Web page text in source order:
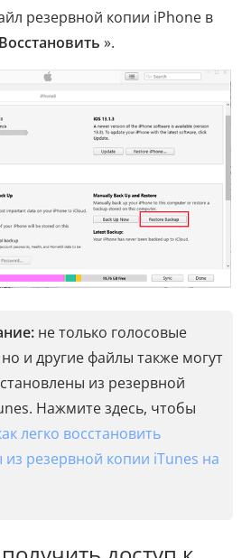
резервной копии iPhone в
Восстановить ».
не только голосовые
и другие файлы также могут
из резервной
Нажмите здесь, чтобы
легко восстановить
из резервной копии iTunes на